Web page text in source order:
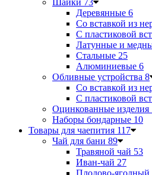
Шайки 73
Деревянные 6
Со вставкой из
С пластиковой
Латунные и
Стальные 25
Алюминиевые 6
Обливные устройства 8
Со вставкой из
С пластиковой
Оцинкованные изделия
Наборы бондарные 10
Товары для чаепития 117
Чай для бани 89
Травяной чай 53
Иван-чай 27
Плодово-ягодный